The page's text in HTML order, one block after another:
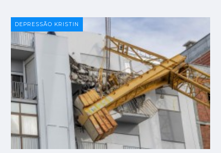
DEPRESSÃO KRISTIN